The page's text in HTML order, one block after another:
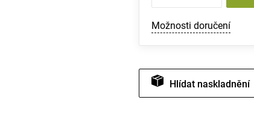
Možnosti doručení
Hlídat